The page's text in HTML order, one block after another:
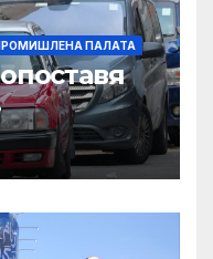
ПАЛАТА
на
искове за